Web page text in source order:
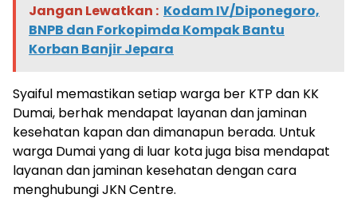
Jangan Lewatkan : Kodam IV/Diponegoro,
BNPB dan Forkopimda Kompak Bantu
Korban Banjir Jepara
Syaiful memastikan setiap warga ber KTP dan KK
Dumai, berhak mendapat layanan dan jaminan
kesehatan kapan dan dimanapun berada. Untuk
warga Dumai yang di luar kota juga bisa mendapat
layanan dan jaminan kesehatan dengan cara
menghubungi JKN Centre.